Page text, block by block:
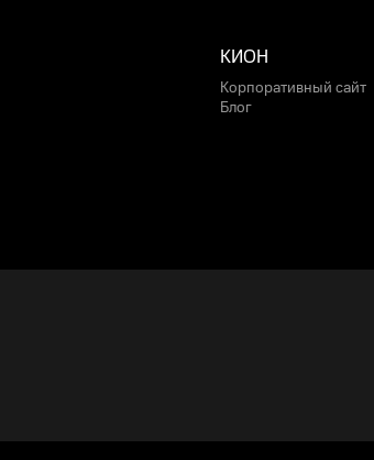
КИОН
Корпоративный сайт
Блог